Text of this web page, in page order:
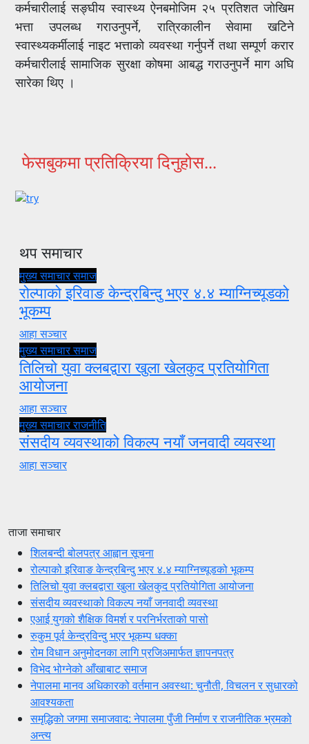
कर्मचारीलाई सङ्घीय स्वास्थ्य ऐनबमोजिम २५ प्रतिशत जोखिम
भत्ता उपलब्ध गराउनुपर्ने, रात्रिकालीन सेवामा खटिने
स्वास्थ्यकर्मीलाई नाइट भत्ताको व्यवस्था गर्नुपर्ने तथा सम्पूर्ण करार
कर्मचारीलाई सामाजिक सुरक्षा कोषमा आबद्ध गराउनुपर्ने माग अघि
सारेका थिए ।
फेसबुकमा प्रतिक्रिया दिनुहोस...
थप समाचार
मुख्य समाचारसमाज
रोल्पाको इरिवाङ केन्द्रबिन्दु भएर ४.४ म्याग्निच्यूडको
भूकम्प
आहा सञ्चार
मुख्य समाचारसमाज
तिलिचो युवा क्लबद्वारा खुला खेलकुद प्रतियोगिता
आयोजना
आहा सञ्चार
मुख्य समाचारराजनीति
संसदीय व्यवस्थाको विकल्प नयाँ जनवादी व्यवस्था
आहा सञ्चार
ताजा समाचार
शिलबन्दी बोलपत्र आह्वान सूचना
रोल्पाको इरिवाङ केन्द्रबिन्दु भएर ४.४ म्याग्निच्यूडको भूकम्प
तिलिचो युवा क्लबद्वारा खुला खेलकुद प्रतियोगिता आयोजना
संसदीय व्यवस्थाको विकल्प नयाँ जनवादी व्यवस्था
एआई युगको शैक्षिक विमर्श र परनिर्भरताको पासो
रुकुम पूर्व केन्द्रविन्दु भएर भूकम्प धक्का
रोम विधान अनुमोदनका लागि प्रजिअमार्फत ज्ञापनपत्र
विभेद भोग्नेको आँखाबाट समाज
नेपालमा मानव अधिकारको वर्तमान अवस्था: चुनौती, विचलन र सुधारको
आवश्यकता
समृद्धिको जगमा समाजवाद: नेपालमा पुँजी निर्माण र राजनीतिक भ्रमको
अन्त्य